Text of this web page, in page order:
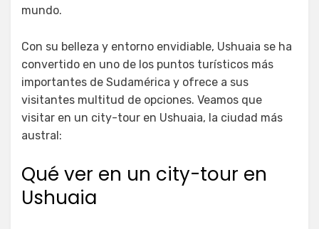
mundo.
Con su belleza y entorno envidiable, Ushuaia se ha
convertido en uno de los puntos turísticos más
importantes de Sudamérica y ofrece a sus
visitantes multitud de opciones. Veamos que
visitar en un city-tour en Ushuaia, la ciudad más
austral:
Qué ver en un city-tour en
Ushuaia